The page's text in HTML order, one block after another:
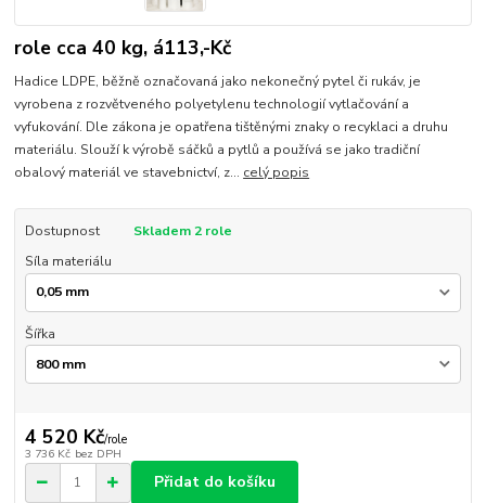
role cca 40 kg, á113,-Kč
Hadice LDPE, běžně označovaná jako nekonečný pytel či rukáv, je
vyrobena z rozvětveného polyetylenu technologií vytlačování a
vyfukování. Dle zákona je opatřena tištěnými znaky o recyklaci a druhu
materiálu. Slouží k výrobě sáčků a pytlů a používá se jako tradiční
obalový materiál ve stavebnictví, z... celý popis
Dostupnost
Skladem 2 role
Síla materiálu
Šířka
4 520 Kč/role
3 736 Kč bez DPH
Přidat do košíku